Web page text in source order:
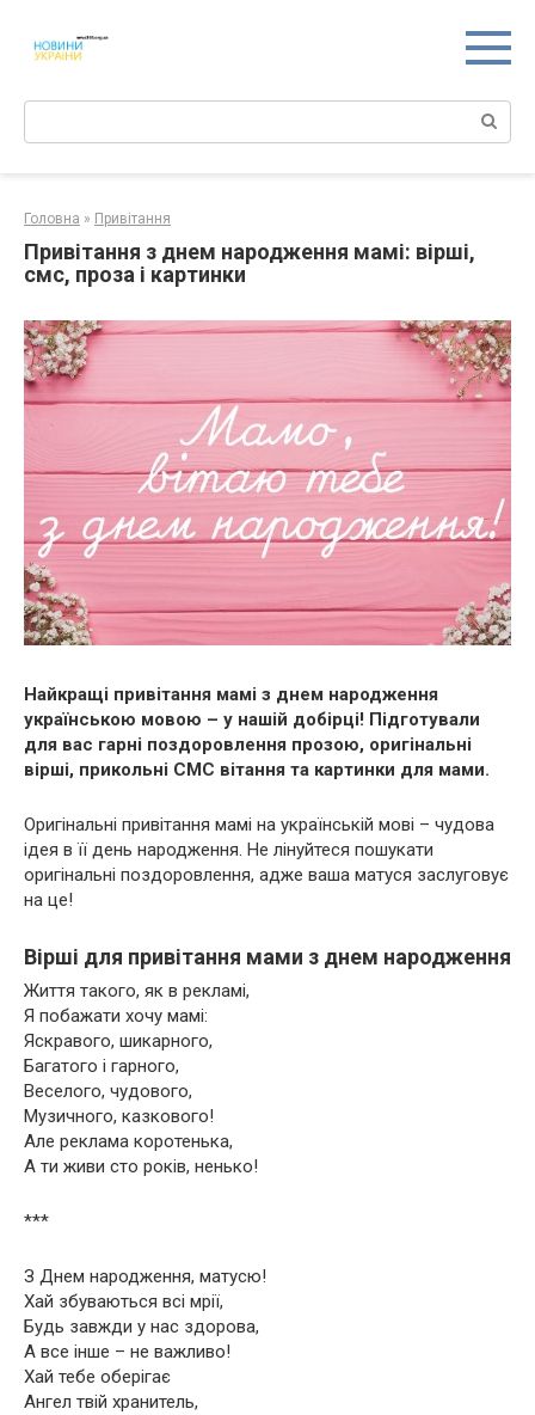
контенту
Поиск:
Головна » Привітання
Привітання з днем народження мамі: вірші,
смс, проза і картинки
Найкращі привітання мамі з днем народження
українською мовою – у нашій добірці! Підготували
для вас гарні поздоровлення прозою, оригінальні
вірші, прикольні СМС вітання та картинки для мами.
Оригінальні привітання мамі на українській мові – чудова
ідея в її день народження. Не лінуйтеся пошукати
оригінальні поздоровлення, адже ваша матуся заслуговує
на це!
Вірші для привітання мами з днем народження
Життя такого, як в рекламі,
Я побажати хочу мамі:
Яскравого, шикарного,
Багатого і гарного,
Веселого, чудового,
Музичного, казкового!
Але реклама коротенька,
А ти живи сто років, ненько!
***
З Днем народження, матусю!
Хай збуваються всі мрії,
Будь завжди у нас здорова,
А все інше – не важливо!
Хай тебе оберігає
Ангел твій хранитель,